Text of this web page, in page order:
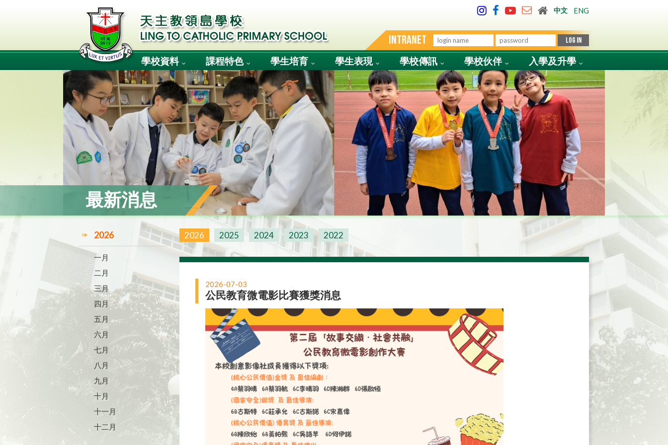
中文 ENG
INTRANET
學校資料 課程特色 學生培育 學生表現 學校傳訊 學校伙伴 入學及升學
最新消息
2026 2025 2024 2023 2022
2026
一月
二月
三月
四月
五月
六月
七月
八月
九月
十月
十一月
十二月
2026-07-03
公民教育微電影比賽獲獎消息